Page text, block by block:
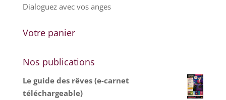
Dialoguez avec vos anges
Votre panier
Nos publications
Le guide des rêves (e-carnet
téléchargeable)